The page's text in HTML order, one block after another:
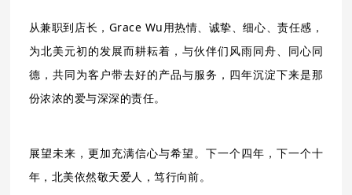
从兼职到店长，Grace Wu用热情、诚挚、细心、责任感，
为北美元初的发展而耕耘着，与伙伴们风雨同舟、同心同
德，共同为客户带去好的产品与服务，四年沉淀下来是那
份浓浓的爱与深深的责任。
展望未来，更加充满信心与希望。 下一个四年，下一个十
年，北美依然敬天爱人，笃行向前。